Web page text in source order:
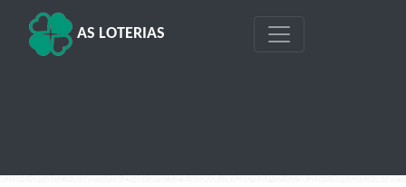
AS LOTERIAS